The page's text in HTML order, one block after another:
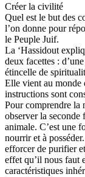
Créer la civilité
Quel est le but des
l’on donne pour
le Peuple Juif.
La ‘Hassidout
deux facettes :
étincelle de
Elle vient au monde
instructions sont
Pour comprendre la
observer la seconde
animale. C’est une
nourrir et à
efforcer de purifier
effet qu’il nous faut
caractéristiques